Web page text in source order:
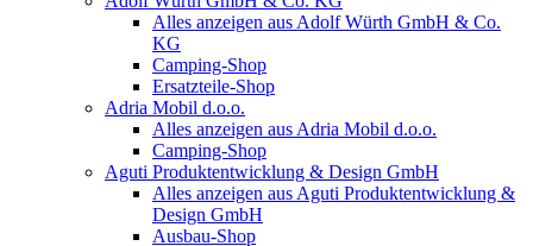
Alles anzeigen aus Adolf Würth GmbH & Co.
KG
Camping-Shop
Ersatzteile-Shop
Adria Mobil d.o.o.
Alles anzeigen aus Adria Mobil d.o.o.
Camping-Shop
Aguti Produktentwicklung & Design GmbH
Alles anzeigen aus Aguti Produktentwicklung &
Design GmbH
Ausbau-Shop